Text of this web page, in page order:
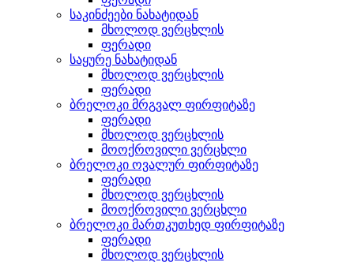
საკინძეები ნახატიდან
მხოლოდ ვერცხლის
ფერადი
საყურე ნახატიდან
მხოლოდ ვერცხლის
ფერადი
ბრელოკი მრგვალ ფირფიტაზე
ფერადი
მხოლოდ ვერცხლის
მოოქროვილი ვერცხლი
ბრელოკი ოვალურ ფირფიტაზე
ფერადი
მხოლოდ ვერცხლის
მოოქროვილი ვერცხლი
ბრელოკი მართკუთხედ ფირფიტაზე
ფერადი
მხოლოდ ვერცხლის